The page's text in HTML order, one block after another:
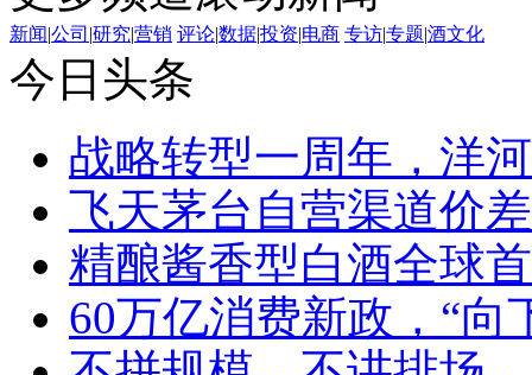
新闻|公司 |研究|营销 评论|数据|投资|电商 专访|专题|酒文化
今日头条
战略转型一周年，洋
飞天茅台自营渠道价
精酿酱香型白酒全球
60万亿消费新政，“向